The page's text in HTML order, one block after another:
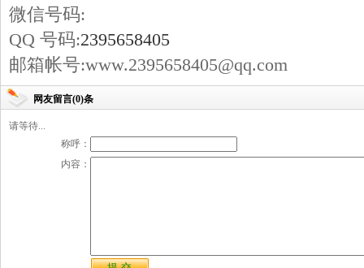
微信号码:
QQ 号码:2395658405
邮箱帐号:www.2395658405@qq.com
网友留言(0)条
请等待...
称呼：
内容：